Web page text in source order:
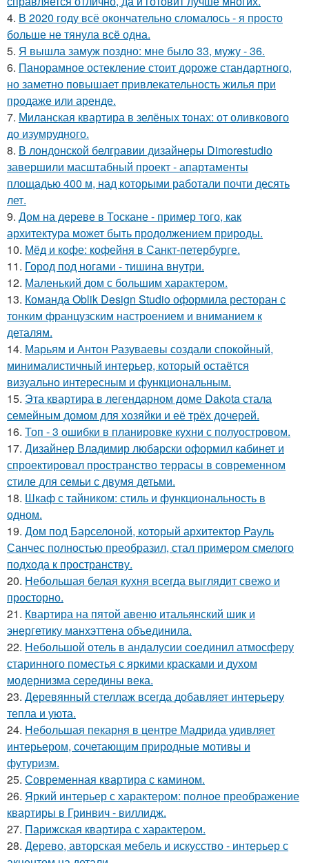
4. В 2020 году всё окончательно сломалось - я просто
больше не тянула всё одна.
5. Я вышла замуж поздно: мне было 33, мужу - 36.
6. Панорамное остекление стоит дороже стандартного,
но заметно повышает привлекательность жилья при
продаже или аренде.
7. Миланская квартира в зелёных тонах: от оливкового
до изумрудного.
8. В лондонской белгравии дизайнеры Dimorestudio
завершили масштабный проект - апартаменты
площадью 400 м, над которыми работали почти десять
лет.
9. Дом на дереве в Тоскане - пример того, как
архитектура может быть продолжением природы.
10. Мёд и кофе: кофейня в Санкт-петербурге.
11. Город под ногами - тишина внутри.
12. Маленький дом с большим характером.
13. Команда Oblik Design Studio оформила ресторан с
тонким французским настроением и вниманием к
деталям.
14. Марьям и Антон Разуваевы создали спокойный,
минималистичный интерьер, который остаётся
визуально интересным и функциональным.
15. Эта квартира в легендарном доме Dakota стала
семейным домом для хозяйки и её трёх дочерей.
16. Топ - 3 ошибки в планировке кухни с полуостровом.
17. Дизайнер Владимир любарски оформил кабинет и
спроектировал пространство террасы в современном
стиле для семьи с двумя детьми.
18. Шкаф с тайником: стиль и функциональность в
одном.
19. Дом под Барселоной, который архитектор Рауль
Санчес полностью преобразил, стал примером смелого
подхода к пространству.
20. Небольшая белая кухня всегда выглядит свежо и
просторно.
21. Квартира на пятой авеню итальянский шик и
энергетику манхэттена объединила.
22. Небольшой отель в андалусии соединил атмосферу
старинного поместья с яркими красками и духом
модернизма середины века.
23. Деревянный стеллаж всегда добавляет интерьеру
тепла и уюта.
24. Небольшая пекарня в центре Мадрида удивляет
интерьером, сочетающим природные мотивы и
футуризм.
25. Современная квартира с камином.
26. Яркий интерьер с характером: полное преображение
квартиры в Гринвич - виллидж.
27. Парижская квартира с характером.
28. Дерево, авторская мебель и искусство - интерьер с